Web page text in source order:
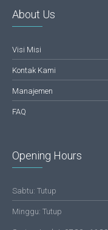
About Us
Visi Misi
Kontak Kami
Manajemen
FAQ
Opening Hours
Sabtu: Tutup
Minggu: Tutup